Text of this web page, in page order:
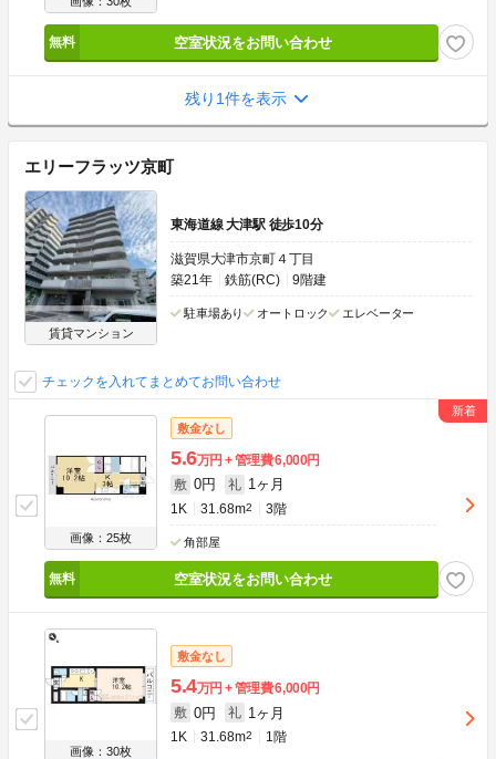
空室状況をお問い合わせ
残り1件を表示
エリーフラッツ京町
賃貸マンション
東海道線 大津駅 徒歩10分
滋賀県大津市京町４丁目
築21年
鉄筋(RC) 9階建
駐車場あり オートロック エレベーター
チェックを入れてまとめてお問い合わせ
画像：25枚
敷金なし
5.6万円 管理費6,000円
敷 0円 礼 1ヶ月
1K 31.68m2 3階
角部屋
空室状況をお問い合わせ
画像：30枚
敷金なし
5.4万円 管理費6,000円
敷 0円 礼 1ヶ月
1K 31.68m2 1階